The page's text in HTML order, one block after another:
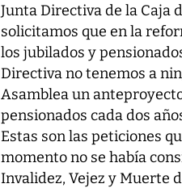
Junta Directiva de la Caja
solicitamos que en la
los jubilados y
Directiva no tenemos a
Asamblea un
pensionados cada dos
Estas son las peticiones
momento no se había
Invalidez, Vejez y Muerte